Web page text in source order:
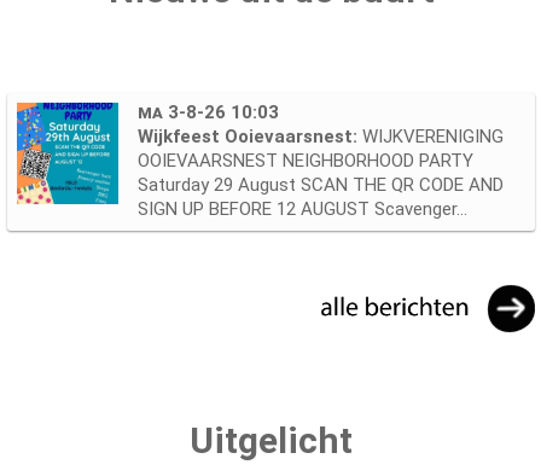
ma 3-8-26 10:03
Wijkfeest Ooievaarsnest: WIJKVERENIGING
OOIEVAARSNEST NEIGHBORHOOD PARTY
Saturday 29 August SCAN THE QR CODE AND
SIGN UP BEFORE 12 AUGUST Scavenger...
Uitgelicht